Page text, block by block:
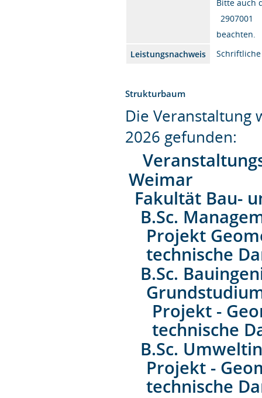
Bitte auch
2907001
beachten.
Leistungsnachweis
Strukturbaum
Die Veranstaltung
2026 gefunden:
Weimar
Fakultät Bau-
B.Sc.
Projekt
technische
B.Sc.
Projekt -
technische
B.Sc.
Projekt -
technische